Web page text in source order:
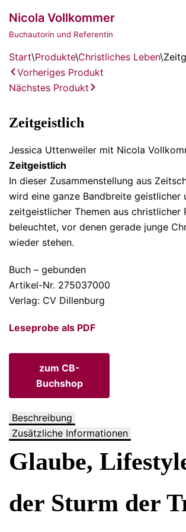
Zum
Inhalt
Nicola Vollkommer
Buchautorin und Referentin
Start\Produkte\Christliches Leben\
Vorheriges Produkt
Nächstes Produkt
Zeitgeistlich
Jessica Uttenweiler mit Nicola
Zeitgeistlich
In dieser Zusammenstellung aus
wird eine ganze Bandbreite geistlicher
zeitgeistlicher Themen aus christlicher
beleuchtet, vor denen gerade junge
wieder stehen.
Buch – gebunden
Artikel-Nr. 275037000
Verlag: CV Dillenburg
Leseprobe als PDF
zum CB-
Buchshop
Beschreibung
Zusätzliche Informationen
Glaube,
der Sturm der